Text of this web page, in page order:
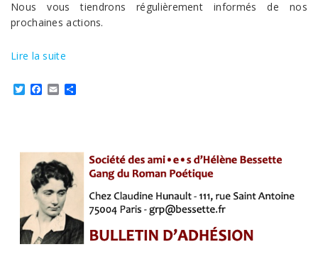
Nous vous tiendrons régulièrement informés de nos
prochaines actions.
Lire la suite
TwitterFacebook
Email